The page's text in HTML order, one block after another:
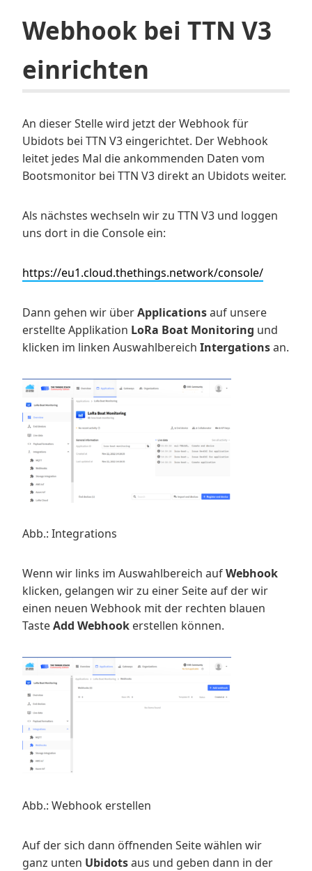
Webhook bei TTN V3
einrichten
An dieser Stelle wird jetzt der Webhook für
Ubidots bei TTN V3 eingerichtet. Der Webhook
leitet jedes Mal die ankommenden Daten vom
Bootsmonitor bei TTN V3 direkt an Ubidots weiter.
Als nächstes wechseln wir zu TTN V3 und loggen
uns dort in die Console ein:
https://eu1.cloud.thethings.network/console/
Dann gehen wir überApplicationsauf unsere
erstellte Applikation LoRa Boat Monitoring und
klicken im linken Auswahlbereich Intergationsan.
Abb.: Integrations
Wenn wir links im Auswahlbereich aufWebhook
klicken, gelangen wir zu einer Seite auf der wir
einen neuen Webhook mit der rechten blauen
TasteAdd Webhook erstellen können.
Abb.: Webhook erstellen
Auf der sich dann öffnenden Seite wählen wir
ganz unten Ubidotsaus und geben dann in der